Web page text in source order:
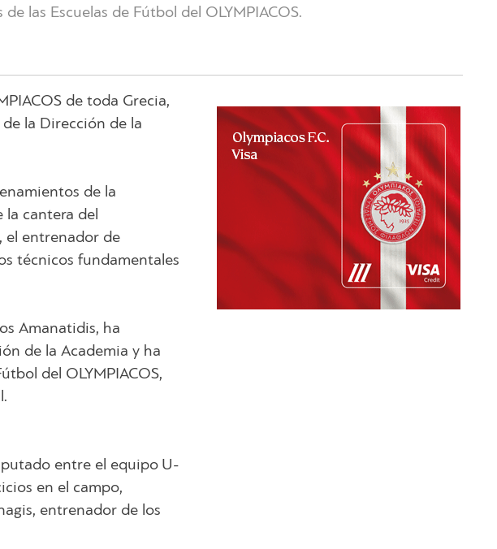
las Escuelas de Fútbol del OLYMPIACOS.
de toda Grecia,
la Dirección de la
de la
la cantera del
el entrenador de
técnicos fundamentales
Amanatidis, ha
de la Academia y ha
del OLYMPIACOS,
entre el equipo U-
en el campo,
entrenador de los